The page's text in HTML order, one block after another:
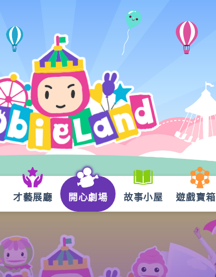
才藝展廳 開心劇場 故事小屋 遊戲寶箱